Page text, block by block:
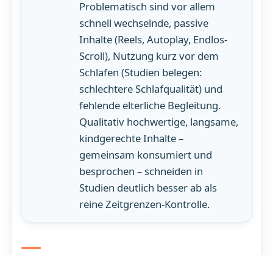
Problematisch sind vor allem
schnell wechselnde, passive
Inhalte (Reels, Autoplay, Endlos-
Scroll), Nutzung kurz vor dem
Schlafen (Studien belegen:
schlechtere Schlafqualität) und
fehlende elterliche Begleitung.
Qualitativ hochwertige, langsame,
kindgerechte Inhalte –
gemeinsam konsumiert und
besprochen – schneiden in
Studien deutlich besser ab als
reine Zeitgrenzen-Kontrolle.